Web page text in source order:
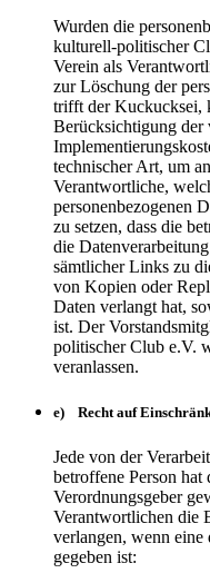
Wurden die
kulturell-politischer
Verein als
zur Löschung der
trifft der Kuckucksei,
Berücksichtigung der
technischer Art, um
Verantwortliche,
personenbezogenen
zu setzen, dass die
die
sämtlicher Links zu
von Kopien oder
Daten verlangt hat,
ist. Der
politischer Club e.V.
veranlassen.
e) Recht auf
Jede von der
betroffene Person
Verordnungsgeber
Verantwortlichen die
verlangen, wenn eine
gegeben ist: